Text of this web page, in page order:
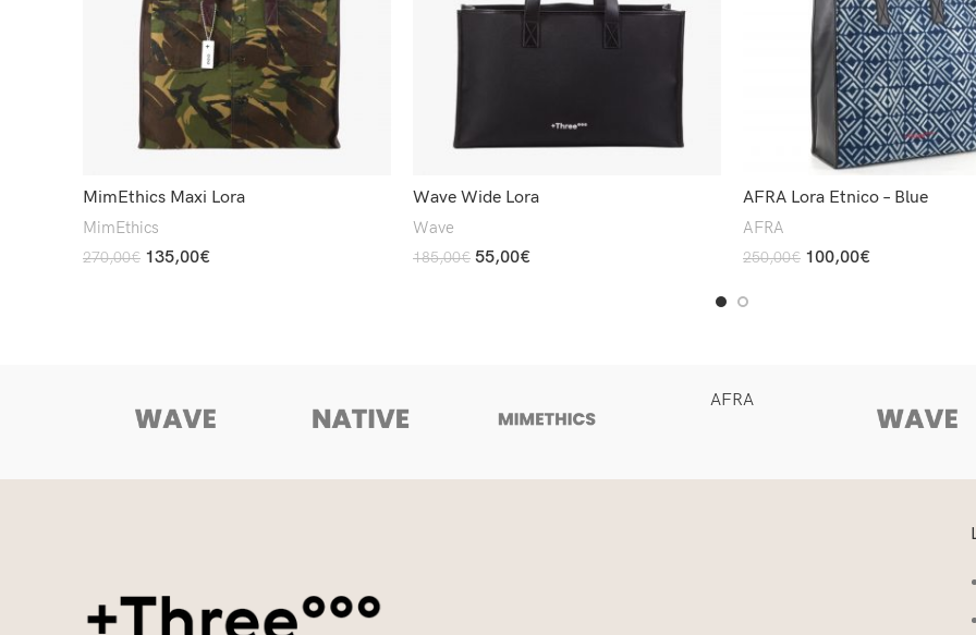
MimEthics Maxi Lora
MimEthics
270,00€ 135,00€
Wave Wide Lora
Wave
185,00€ 55,00€
AFRA Lora Etnico – Blue
AFRA
250,00€ 100,00€
AFRA